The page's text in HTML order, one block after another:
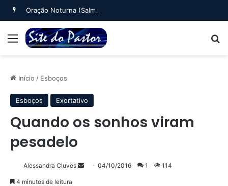
Oração Noturna (Salmo 4)
Menu
Início / Esboços
Esboços Exortativo
Quando os sonhos viram
pesadelo
Alessandra Cluves
Mande04/10/2016 1 114
4 minutos de leitura